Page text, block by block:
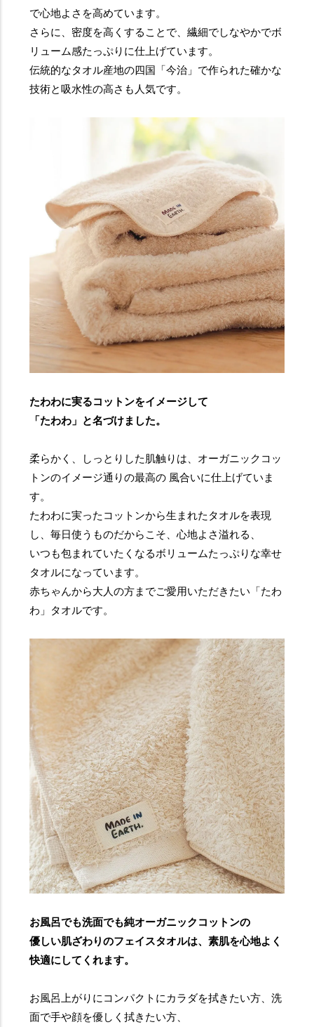
で心地よさを高めています。
さらに、密度を高くすることで、繊細でしなやかでボ
リューム感たっぷりに仕上げています。
伝統的なタオル産地の四国「今治」で作られた確かな
技術と吸水性の高さも人気です。
たわわに実るコットンをイメージして
「たわわ」と名づけました。
柔らかく、しっとりした肌触りは、オーガニックコッ
トンのイメージ通りの最高の 風合いに仕上げていま
す。
たわわに実ったコットンから生まれたタオルを表現
し、毎日使うものだからこそ、心地よさ溢れる、
いつも包まれていたくなるボリュームたっぷりな幸せ
タオルになっています。
赤ちゃんから大人の方までご愛用いただきたい「たわ
わ」タオルです。
お風呂でも洗面でも純オーガニックコットンの
優しい肌ざわりのフェイスタオルは、素肌を心地よく
快適にしてくれます。
お風呂上がりにコンパクトにカラダを拭きたい方、洗
面で手や顔を優しく拭きたい方、